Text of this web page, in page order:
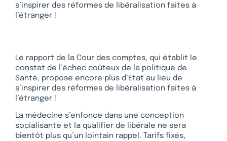
s’inspirer des réformes de libéralisation faites à
l’étranger !
Le rapport de la Cour des comptes, qui établit le
constat de l’échec coûteux de la politique de
Santé, propose encore plus d’Etat au lieu de
s’inspirer des réformes de libéralisation faites à
l’étranger !
La médecine s’enfonce dans une conception
socialisante et la qualifier de libérale ne sera
bientôt plus qu’un lointain rappel. Tarifs fixés,